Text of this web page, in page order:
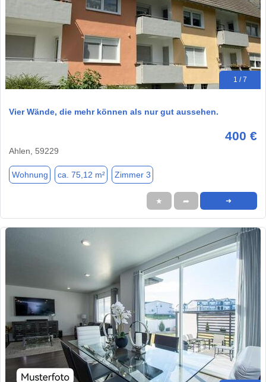
1 / 7
Vier Wände, die mehr können als nur gut aussehen.
400 €
Ahlen, 59229
Wohnung ca. 75,12 m² Zimmer 3
★ ➦ ➜